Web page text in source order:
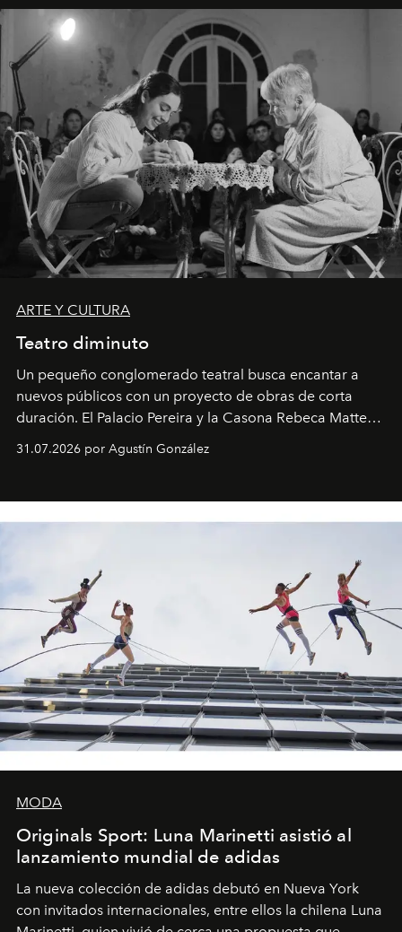
ARTE Y CULTURA
Teatro diminuto
Un pequeño conglomerado teatral busca encantar a
nuevos públicos con un proyecto de obras de corta
duración. El Palacio Pereira y la Casona Rebeca Matte
son algunos de los lugares que han albergado estas
miniobras. Sus puestas en escena son limpias; ponen el
31.07.2026 por Agustín González
MODA
Originals Sport: Luna Marinetti asistió al
lanzamiento mundial de adidas
La nueva colección de adidas debutó en Nueva York
con invitados internacionales, entre ellos la chilena Luna